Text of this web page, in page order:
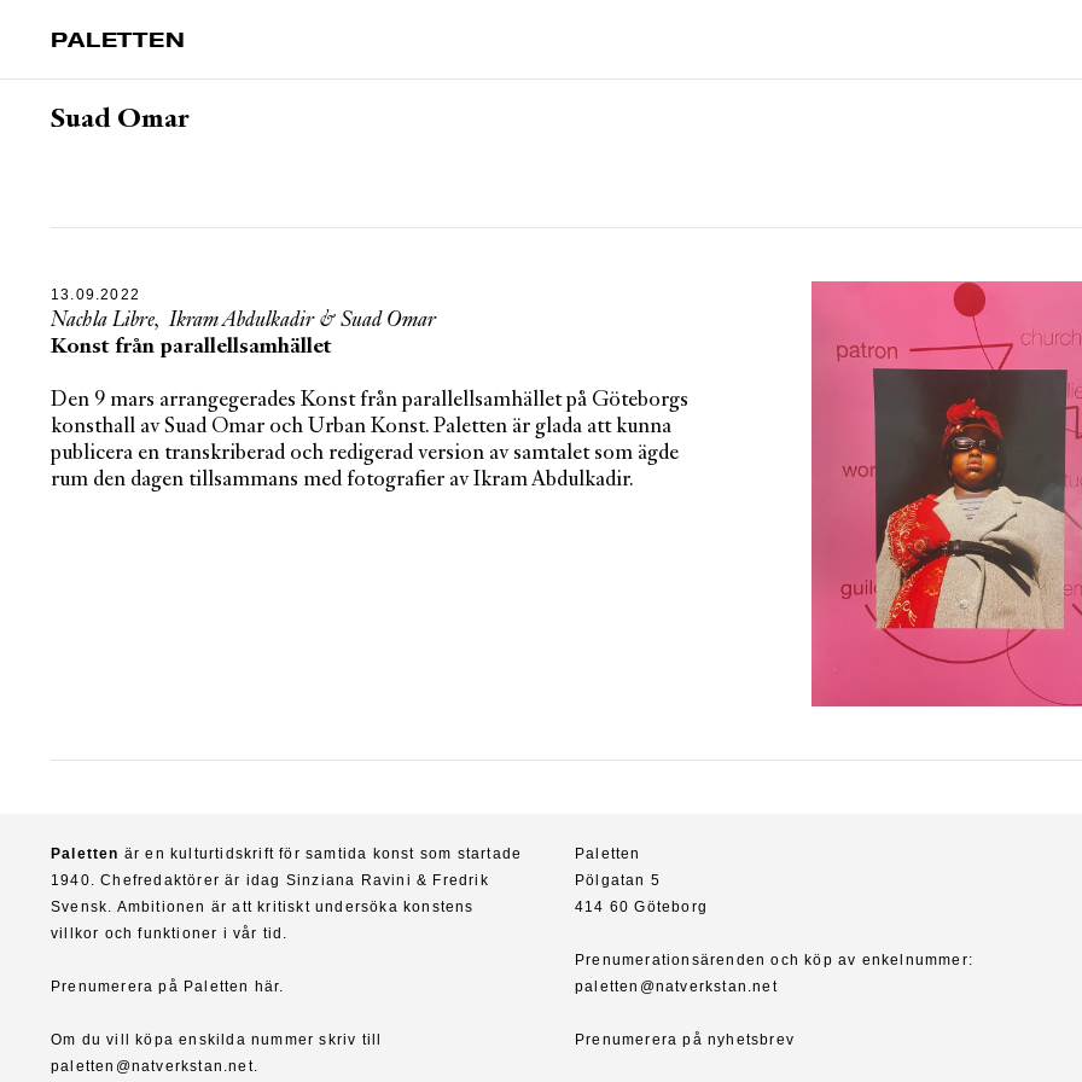
PALETTEN
Prenumerationer
Nyhetsbrev
Suad Omar
13.09.2022
Nachla Libre, Ikram Abdulkadir& Suad Omar
Konst från parallellsamhället
Den 9 mars arrangegerades Konst från parallellsamhället på Göteborgs
konsthall av Suad Omar och Urban Konst. Paletten är glada att kunna
publicera en transkriberad och redigerad version av samtalet som ägde
rum den dagen tillsammans med fotografier av Ikram Abdulkadir.
Paletten är en kulturtidskrift för samtida konst som startade
1940. Chefredaktörer är idag Sinziana Ravini & Fredrik
Svensk. Ambitionen är att kritiskt undersöka konstens
villkor och funktioner i vår tid.
Prenumerera på Paletten här.
Om du vill köpa enskilda nummer skriv till
paletten@natverkstan.net.
Paletten
Pölgatan 5
414 60 Göteborg
Prenumerationsärenden och köp av enkelnummer:
paletten@natverkstan.net
Prenumerera på nyhetsbrev